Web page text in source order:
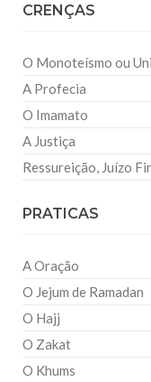
CRENÇAS
O Monoteísmo ou
A Profecia
O Imamato
A Justiça
Ressureição, Juízo
PRATICAS
A Oração
O Jejum de Ramadan
O Hajj
O Zakat
O Khums